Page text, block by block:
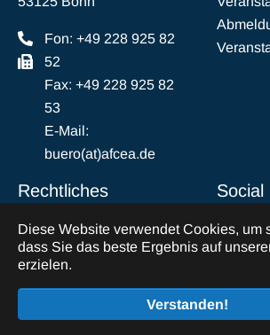
Diese Website verwendet Cookies, um
dass Sie das beste Ergebnis auf
erzielen.
Verstanden!
Fon: +49 228 925 82
52
Fax: +49 228 925 82
53
E-Mail:
buero(at)afcea.de
Rechtliches
Impressum
Datenschutz
Abmeldung vom
Social